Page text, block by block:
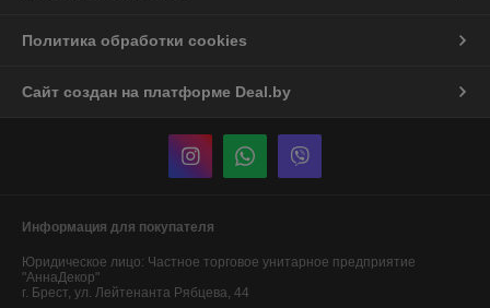
Политика обработки cookies
Сайт создан на платформе Deal.by
Информация для покупателя
Юридическое лицо: Частное торговое унитарное предприятие
"АннаДекор"
г. Брест, ул. Лейтенанта Рябцева, 44